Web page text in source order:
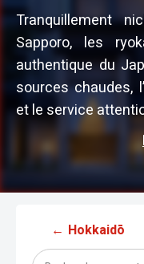
Tranquillement
Sapporo, les
authentique du
sources chaudes,
et le service
← Hokkaidō